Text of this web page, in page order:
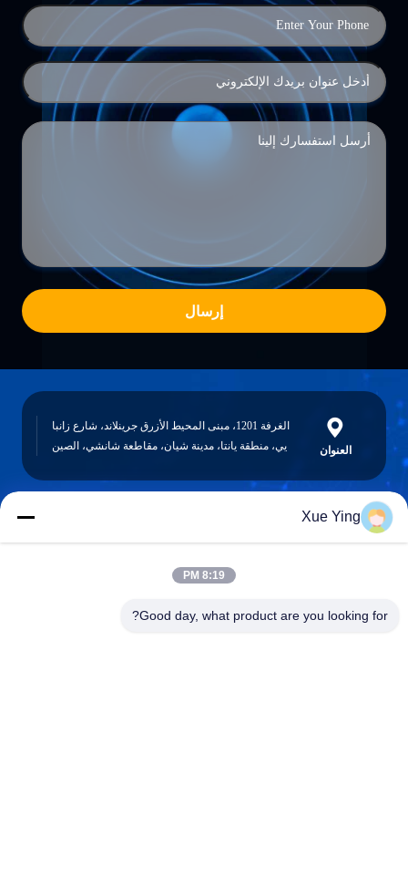
إرسال
العنوان
الغرفة 1201، مبنى المحيط الأزرق جرينلاند، شارع زانبا
يي، منطقة يانتا، مدينة شيان، مقاطعة شانشي، الصين
sxcd-gyl@163.com
Xue Ying
8:19 PM
Good day, what product are you looking for?